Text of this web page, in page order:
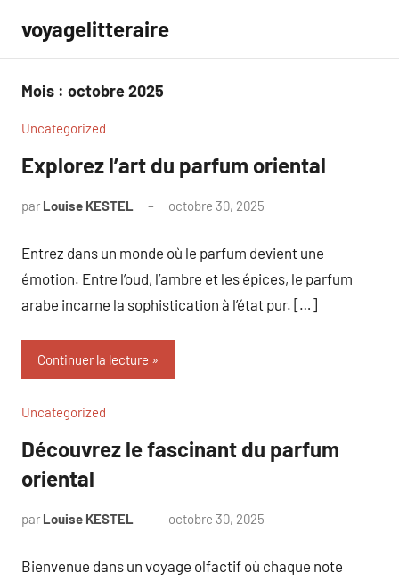
contenu
voyagelitteraire
Mois : octobre 2025
Uncategorized
Explorez l’art du parfum oriental
par Louise KESTEL octobre 30, 2025
Entrez dans un monde où le parfum devient une
émotion. Entre l’oud, l’ambre et les épices, le parfum
arabe incarne la sophistication à l’état pur. […]
Continuer la lecture
Uncategorized
Découvrez le fascinant du parfum
oriental
par Louise KESTEL octobre 30, 2025
Bienvenue dans un voyage olfactif où chaque note